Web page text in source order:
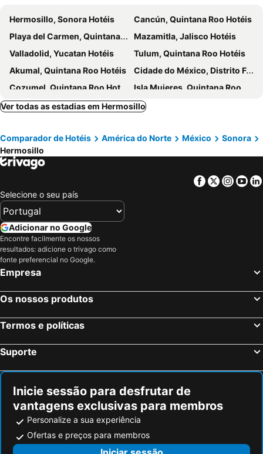
Hermosillo, Sonora Hotéis
Cancún, Quintana Roo Hotéis
Playa del Carmen, Quintana Roo Hotéis
Mazamitla, Jalisco Hotéis
Valladolid, Yucatan Hotéis
Tulum, Quintana Roo Hotéis
Akumal, Quintana Roo Hotéis
Cidade do México, Distrito Federal Hotéis
Cozumel, Quintana Roo Hotéis
Isla Mujeres, Quintana Roo Hotéis
Ver todas as estadias em Hermosillo
Comparador de Hotéis América do Norte México
Sonora
Hermosillo
Facebook
Twitter
Selecione o seu país
Adicionar no Google
Encontre facilmente os nossos
resultados: adicione o trivago como
fonte preferencial no Google.
Empresa
Os nossos produtos
Termos e políticas
Suporte
Inicie sessão para desfrutar de
vantagens exclusivas para membros
Personalize a sua experiência
Ofertas e preços para membros